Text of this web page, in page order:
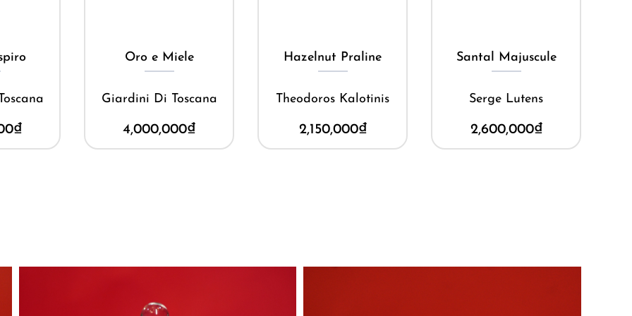
₫
Hazelnut Praline
Theodoros Kalotinis
2,150,000₫
Santal Majuscule
Serge Lutens
2,600,000₫
Murmure d’Alcôve
Hương Hoa
7,200,000₫